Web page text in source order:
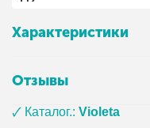
Характеристики
Отзывы
🗸 Каталог.:Violeta